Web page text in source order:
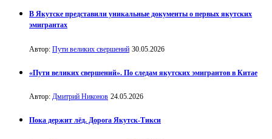
В Якутске представили уникальные документы о первых якутских
эмигрантах
Автор: Пути великих свершений 30.05.2026
«Пути великих свершений». По следам якутских эмигрантов в Китае
Автор: Дмитрий Никонов 24.05.2026
Пока держит лёд. Дорога Якутск-Тикси